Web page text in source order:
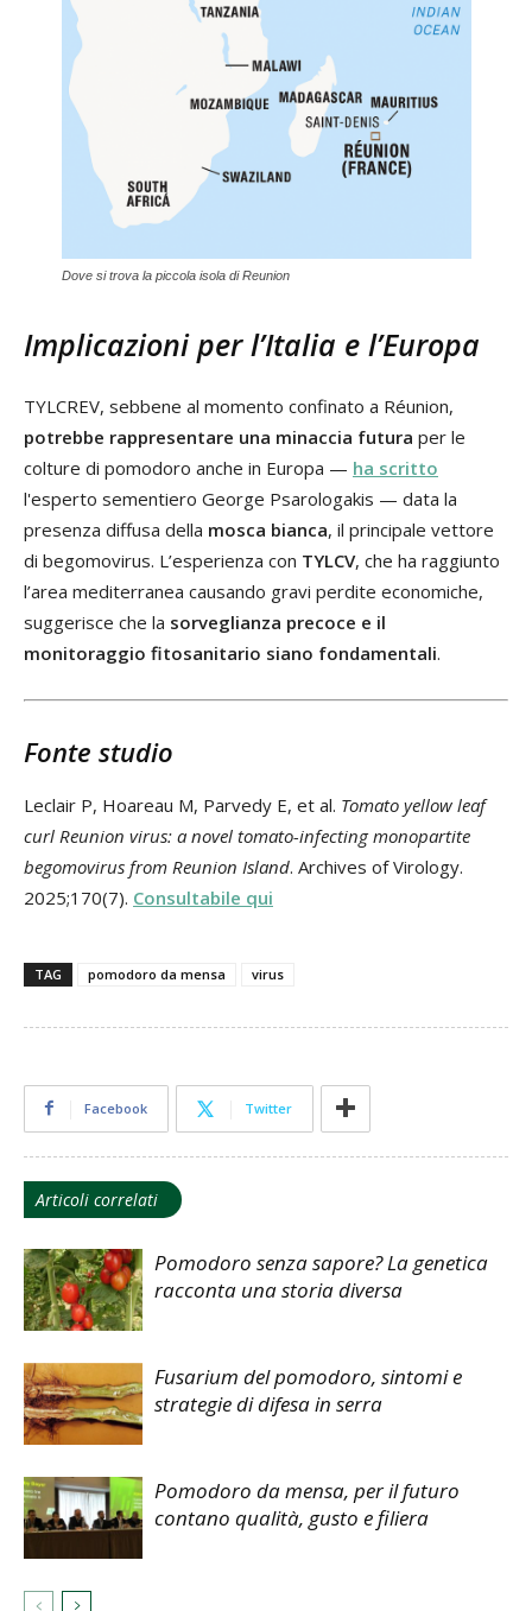
Dove si trova la piccola isola di Reunion
Implicazioni per l’Italia e l’Europa
TYLCREV, sebbene al momento confinato a Réunion,
potrebbe rappresentare una minaccia futura per le
colture di pomodoro anche in Europa — ha scritto
l'esperto sementiero George Psarologakis — data la
presenza diffusa della mosca bianca, il principale vettore
di begomovirus. L’esperienza con TYLCV, che ha raggiunto
l’area mediterranea causando gravi perdite economiche,
suggerisce che la sorveglianza precoce e il
monitoraggio fitosanitario siano fondamentali.
Fonte studio
Leclair P, Hoareau M, Parvedy E, et al. Tomato yellow leaf
curl Reunion virus: a novel tomato-infecting monopartite
begomovirus from Reunion Island. Archives of Virology.
2025;170(7). Consultabile qui
TAG pomodoro da mensa virus
Facebook Twitter
Articoli correlati
Pomodoro senza sapore? La genetica
racconta una storia diversa
Fusarium del pomodoro, sintomi e
strategie di difesa in serra
Pomodoro da mensa, per il futuro
contano qualità, gusto e filiera